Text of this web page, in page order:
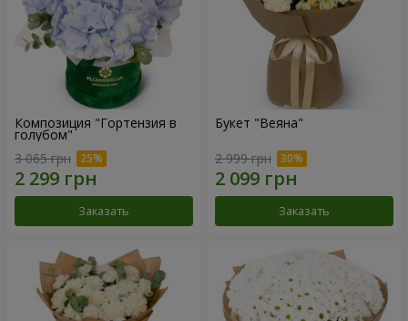
Композиция "Гортензия в
голубом"
3 065 грн
Заказать
Букет "Веяна"
2 999 грн
Заказать